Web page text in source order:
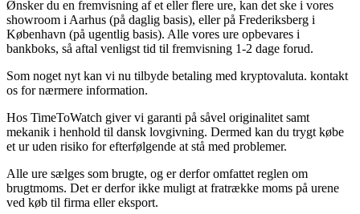
Ønsker du en fremvisning af et eller flere ure, kan det ske i vores
showroom i Aarhus (på daglig basis), eller på Frederiksberg i
København (på ugentlig basis). Alle vores ure opbevares i
bankboks, så aftal venligst tid til fremvisning 1-2 dage forud.
Som noget nyt kan vi nu tilbyde betaling med kryptovaluta. kontakt
os for nærmere information.
Hos TimeToWatch giver vi garanti på såvel originalitet samt
mekanik i henhold til dansk lovgivning. Dermed kan du trygt købe
et ur uden risiko for efterfølgende at stå med problemer.
Alle ure sælges som brugte, og er derfor omfattet reglen om
brugtmoms. Det er derfor ikke muligt at fratrække moms på urene
ved køb til firma eller eksport.